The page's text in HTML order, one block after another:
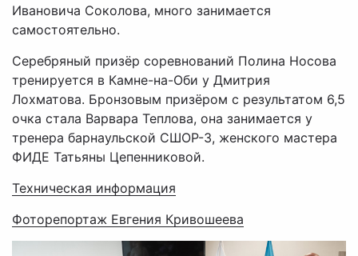
Ивановича Соколова, много занимается
самостоятельно.
Серебряный призёр соревнований Полина Носова
тренируется в Камне-на-Оби у Дмитрия
Лохматова. Бронзовым призёром с результатом 6,5
очка стала Варвара Теплова, она занимается у
тренера барнаульской СШОР-3, женского мастера
ФИДЕ Татьяны Цепенниковой.
Техническая информация
Фоторепортаж Евгения Кривошеева